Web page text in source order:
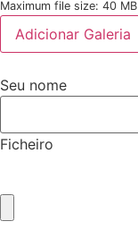
Maximum file size: 40 MB
Adicionar Galeria
Seu nome
Ficheiro